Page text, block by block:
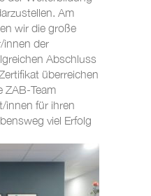
Am
wir die große
innen der
Abschluss
überreichen
ZAB-Team
innen für ihren
viel Erfolg